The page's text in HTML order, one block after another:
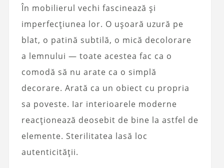
În mobilierul vechi fascinează și
imperfecțiunea lor. O ușoară uzură pe
blat, o patină subtilă, o mică decolorare
a lemnului — toate acestea fac ca o
comodă să nu arate ca o simplă
decorare. Arată ca un obiect cu propria
sa poveste. Iar interioarele moderne
reacționează deosebit de bine la astfel de
elemente. Sterilitatea lasă loc
autenticității.